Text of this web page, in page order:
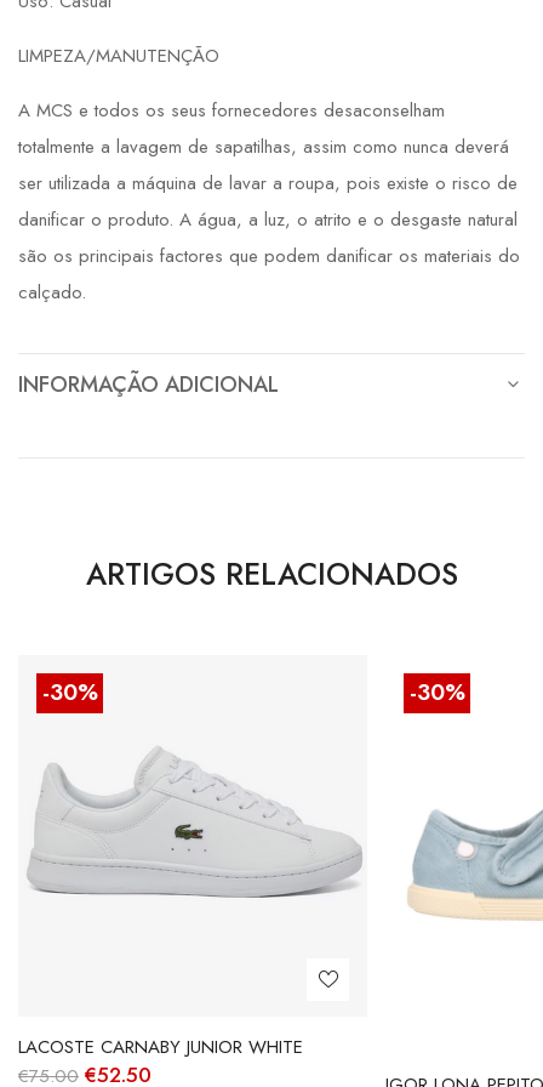
LIMPEZA/MANUTENÇÃO
A MCS e todos os seus fornecedores desaconselham
totalmente a lavagem de sapatilhas, assim como nunca deverá
ser utilizada a máquina de lavar a roupa, pois existe o risco de
danificar o produto. A água, a luz, o atrito e o desgaste natural
são os principais factores que podem danificar os materiais do
calçado.
INFORMAÇÃO ADICIONAL
ARTIGOS RELACIONADOS
-30%
LACOSTE CARNABY JUNIOR WHITE
€75.00 O
€52.50
-30%